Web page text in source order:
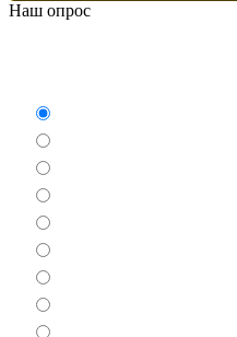
Наш опрос